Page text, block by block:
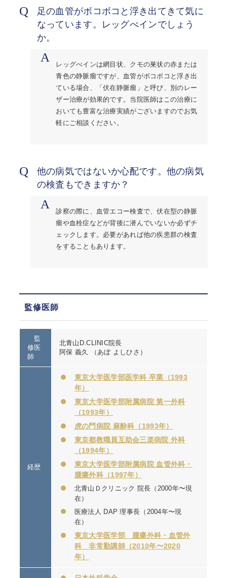
Q
足の血管がボコボコと浮き出てきて気に
なっています。レッグべインでしょう
か。
A
レッグべインは網目状、クモの巣状の赤または
青色の静脈瘤ですが、血管がボコボコと浮き出
ている場合、「伏在静脈瘤」と呼び、別のレー
ザー治療が効果的です。当院医師はこの治療に
おいても豊富な治療実績がございますのでお気
軽にご相談ください。
Q
他の病気ではないか心配です。他の病気
の検査もできますか？
A
診察の際に、血管エコー検査で、伏在型の静脈
瘤や血栓症などが背後に潜んでいないか必ずチ
ェックします。必要があれば他の疾患群の検査
をすることもあります。
監修医師
監
修医
師
北青山D.CLINIC院長
阿保 義久 （あぼ よしひさ）
経歴
東京大学医学部医学科 卒業（1993
年）
東京大学医学部附属病院 第一外科
（1993年）
虎の門病院 麻酔科（1993年）
東京都教職員互助会三楽病院 外科
（1994年）
東京大学医学部附属病院 血管外科・
腫瘍外科（1997年）
北青山Ｄクリニック 院長（2000年〜現
在）
医療法人 DAP 理事長（2004年〜現
在）
東京大学医学部 腫瘍外科・血管外
科 非常勤講師（2010年〜2020
年）